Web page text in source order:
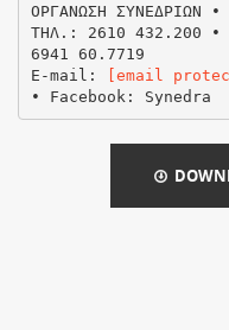
ΟΡΓΑΝΩΣΗ ΣΥΝΕΔΡΙΩΝ
ΤΗΛ.: 2610 432.200 •
6941 60.7719
E-mail:
[email